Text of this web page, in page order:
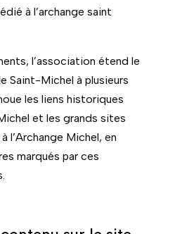
à l’archange saint
l’association étend le
Saint-Michel à plusieurs
les liens historiques
et les grands sites
l’Archange Michel, en
marqués par ces